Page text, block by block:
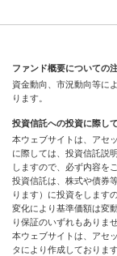
ファンド概要についての
資金動向、市況動向等に
ります。
投資信託への投資に際し
本ウェブサイトは、アセ
に際しては、投資信託説
しますので、必ず内容を
投資信託は、株式や債券
ります）に投資をします
変化により基準価額は変
り保証のいずれもありませ
本ウェブサイトは、アセ
タにより作成しておりま